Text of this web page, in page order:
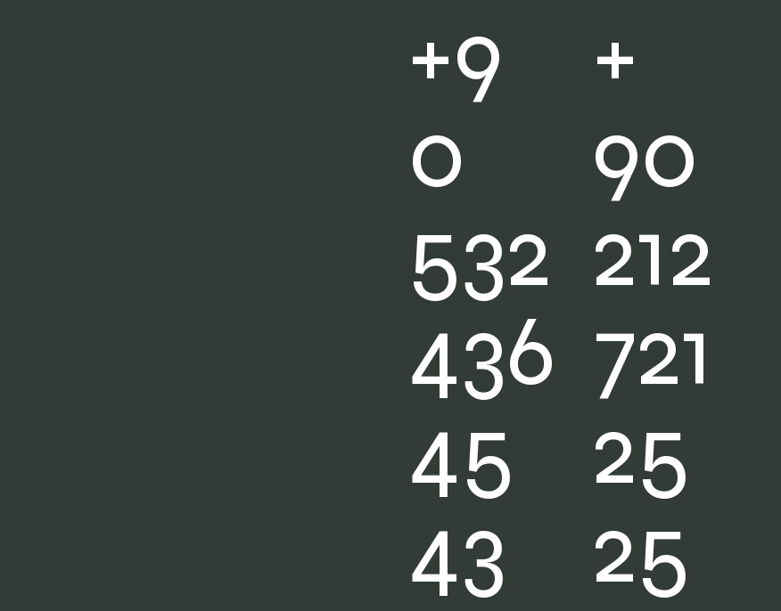
+9
0
532
436
45
43
+
90
212
721
25
25